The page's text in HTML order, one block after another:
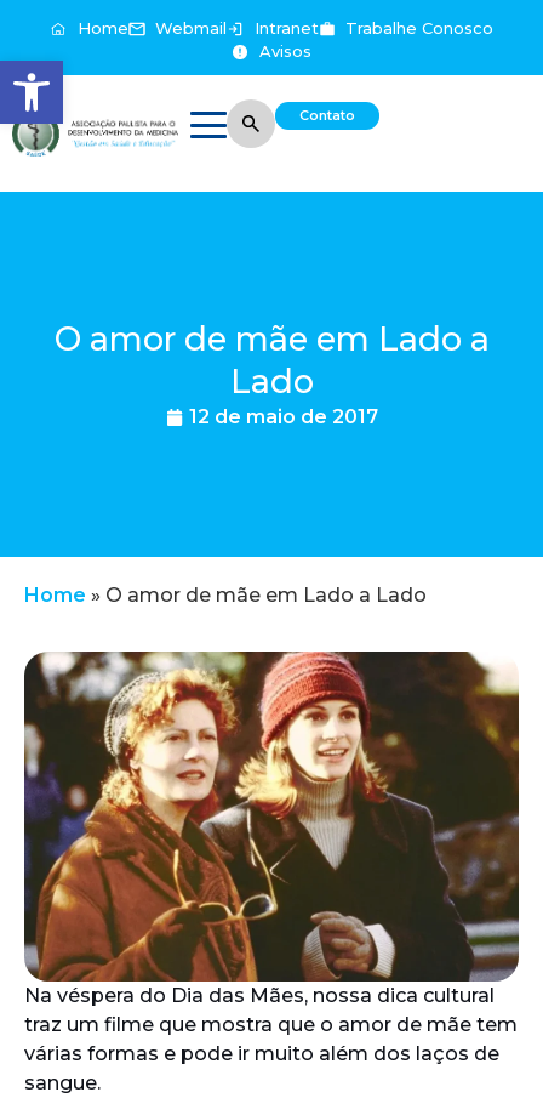
Abrir a barra de ferramentas
Home Webmail Intranet
Trabalhe Conosco
Avisos
Contato
O amor de mãe em Lado a
Lado
12 de maio de 2017
Home » O amor de mãe em Lado a Lado
Na véspera do Dia das Mães, nossa dica cultural
traz um filme que mostra que o amor de mãe tem
várias formas e pode ir muito além dos laços de
sangue.